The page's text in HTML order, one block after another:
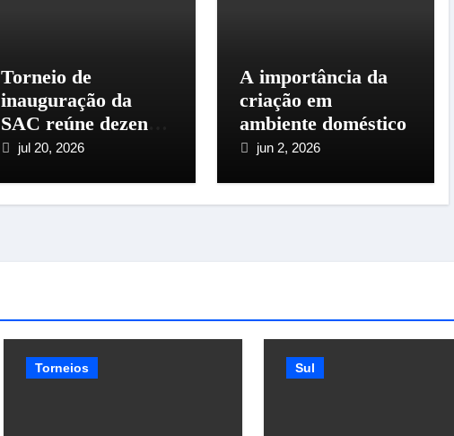
Torneio de
inauguração da
SAC reúne dezenas
de criadores em
jul 20, 2026
A importância da
criação em
ambiente doméstico
jun 2, 2026
Torneios Sul